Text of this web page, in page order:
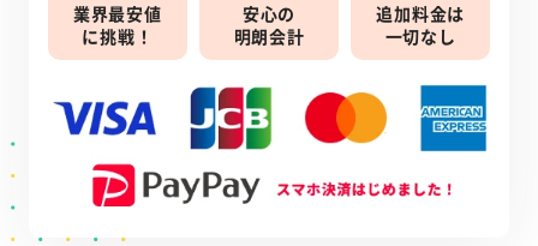
業界最安値
に挑戦！
安心の
明朗会計
追加料金は
一切なし